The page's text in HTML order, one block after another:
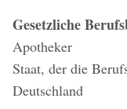
Gesetzliche
Apotheker
Staat, der die
Deutschland